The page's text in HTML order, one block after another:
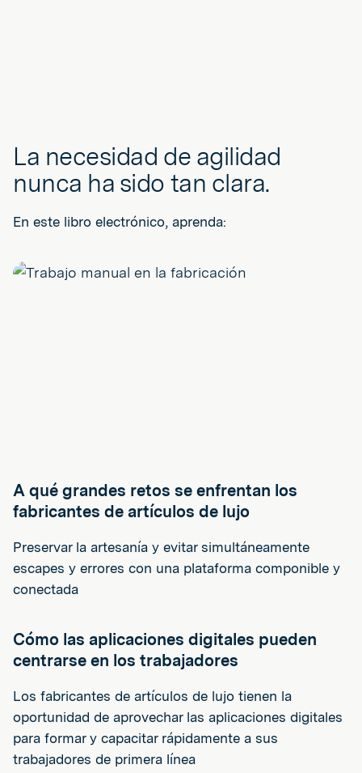
La necesidad de agilidad
nunca ha sido tan clara.
En este libro electrónico, aprenda:
A qué grandes retos se enfrentan los
fabricantes de artículos de lujo
Preservar la artesanía y evitar simultáneamente
escapes y errores con una plataforma componible y
conectada
Cómo las aplicaciones digitales pueden
centrarse en los trabajadores
Los fabricantes de artículos de lujo tienen la
oportunidad de aprovechar las aplicaciones digitales
para formar y capacitar rápidamente a sus
trabajadores de primera línea